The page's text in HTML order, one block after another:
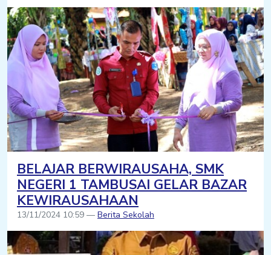
BELAJAR BERWIRAUSAHA, SMK
NEGERI 1 TAMBUSAI GELAR BAZAR
KEWIRAUSAHAAN
13/11/2024 10:59 — Berita Sekolah